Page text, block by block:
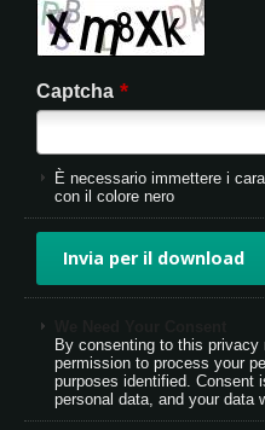
Captcha *
È necessario immettere i
con il colore nero
By consenting to this privacy
permission to process your
purposes identified. Consent
personal data, and your data